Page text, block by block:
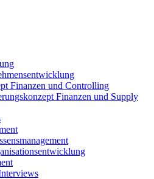
Finanzen und Controlling
Finanzen und Supply